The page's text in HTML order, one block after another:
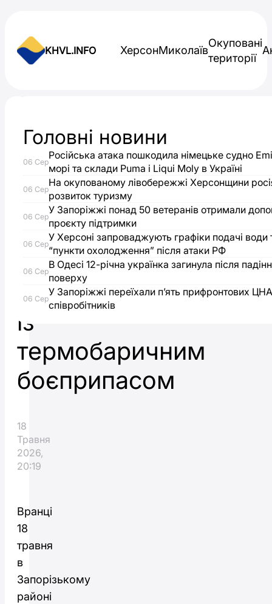
KHVL.INFO ХерсонМиколаїв
Окуповані
території
У
Запоріжжі
сапери
знешкодили
“Герань”
окупантів
із
термобаричним
боєприпасом
18
Травня
2026,
20:19
Вранці
18
травня
в
Запорізькому
районі
Головні новини
06 Сер
Російська атака пошкодила німецьке судно
морі та склади Puma і Liqui Moly в Україні
06 Сер
На окупованому лівобережжі Херсонщини
розвиток туризму
06 Сер
У Запоріжжі понад 50 ветеранів отримали
проєкту підтримки
06 Сер
У Херсоні запроваджують графіки подачі води
“пункти охолодження” після атаки РФ
06 Сер
В Одесі 12-річна українка загинула після
поверху
06 Сер
У Запоріжжі переїхали п’ять прифронтових
співробітників